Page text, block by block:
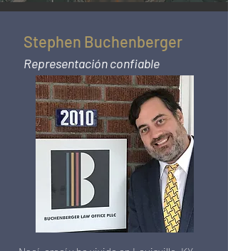
Stephen Buchenberger
Representación confiable